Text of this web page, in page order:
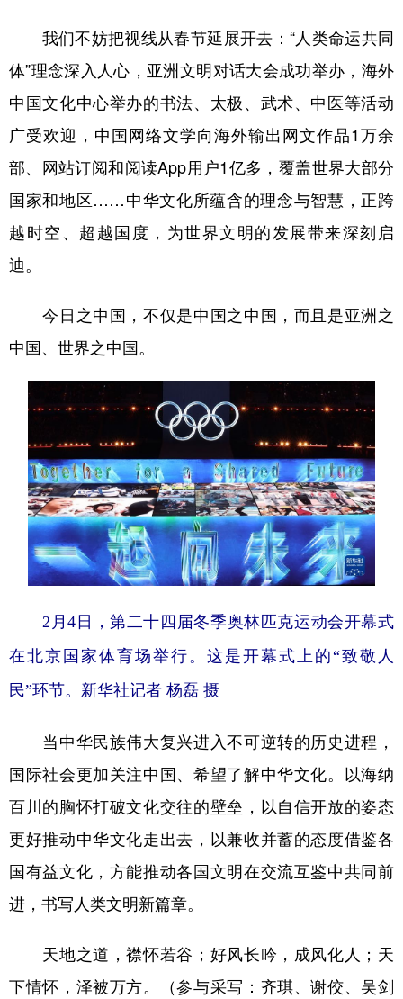
我们不妨把视线从春节延展开去：“人类命运共同
体”理念深入人心，亚洲文明对话大会成功举办，海外
中国文化中心举办的书法、太极、武术、中医等活动
广受欢迎，中国网络文学向海外输出网文作品1万余
部、网站订阅和阅读App用户1亿多，覆盖世界大部分
国家和地区……中华文化所蕴含的理念与智慧，正跨
越时空、超越国度，为世界文明的发展带来深刻启
迪。
今日之中国，不仅是中国之中国，而且是亚洲之
中国、世界之中国。
2月4日，第二十四届冬季奥林匹克运动会开幕式
在北京国家体育场举行。这是开幕式上的“致敬人
民”环节。新华社记者 杨磊 摄
当中华民族伟大复兴进入不可逆转的历史进程，
国际社会更加关注中国、希望了解中华文化。以海纳
百川的胸怀打破文化交往的壁垒，以自信开放的姿态
更好推动中华文化走出去，以兼收并蓄的态度借鉴各
国有益文化，方能推动各国文明在交流互鉴中共同前
进，书写人类文明新篇章。
天地之道，襟怀若谷；好风长吟，成风化人；天
下情怀，泽被万方。（参与采写：齐琪、谢佼、吴剑